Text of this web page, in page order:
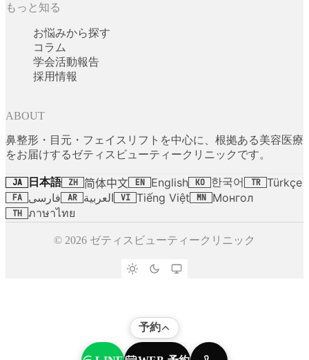
もっと知る
お悩みから探す
コラム
学会活動報告
採用情報
ABOUT
鼻整形・目元・フェイスリフトを中心に、根拠ある美容医療
をお届けするゼティスビューティークリニックです。
JA 日本語 ZH 简体中文 EN English KO 한국어 TR Türkçe
FA فارسی AR العربية VI Tiếng Việt MN Монгол
TH ภาษาไทย
© 2026 ゼティスビューティークリニック
予約